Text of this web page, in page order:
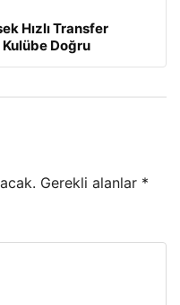
Hızlı Transfer
Kulübe Doğru
Gerekli alanlar *